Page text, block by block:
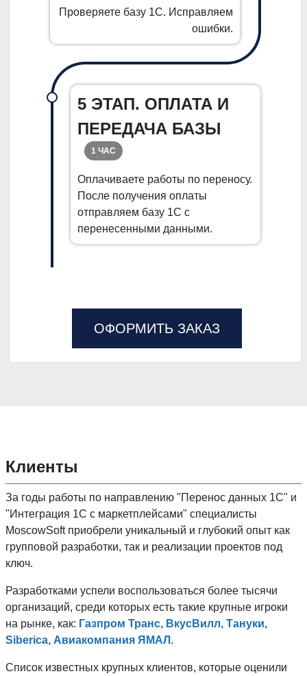
Проверяете базу 1С. Исправляем
ошибки.
5 ЭТАП. ОПЛАТА И
ПЕРЕДАЧА БАЗЫ
1 ЧАС
Оплачиваете работы по переносу.
После получения оплаты
отправляем базу 1С с
перенесенными данными.
ОФОРМИТЬ ЗАКАЗ
Клиенты
За годы работы по направлению "Перенос данных 1C" и
"Интеграция 1С с маркетплейсами" специалисты
MoscowSoft приобрели уникальный и глубокий опыт как
групповой разработки, так и реализации проектов под
ключ.
Разработками успели воспользоваться более тысячи
организаций, среди которых есть такие крупные игроки
на рынке, как: Газпром Транс, ВкусВилл, Тануки,
Siberica, Авиакомпания ЯМАЛ .
Список известных крупных клиентов, которые оценили